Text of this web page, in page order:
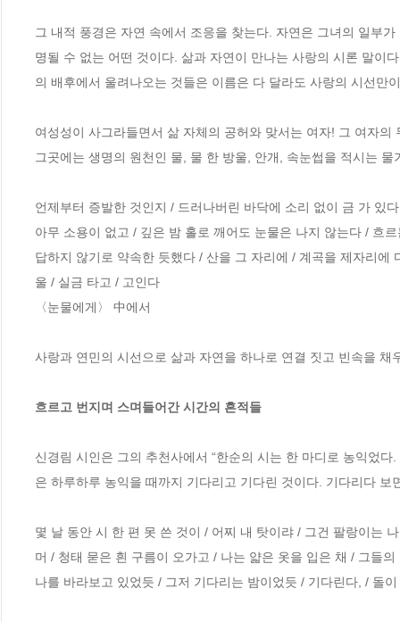
그 내적 풍경은 자연 속에서 조응을 찾는다. 자연은 그녀의 일부
명될 수 없는 어떤 것이다. 삶과 자연이 만나는 사랑의 시론 말
의 배후에서 울려나오는 것들은 이름은 다 달라도 사랑의 시선만
여성성이 사그라들면서 삶 자체의 공허와 맞서는 여자! 그 여자
그곳에는 생명의 원천인 물, 물 한 방울, 안개, 속눈썹을 적시는
언제부터 증발한 것인지 / 드러나버린 바닥에 소리 없이 금 가 있
아무 소용이 없고 / 깊은 밤 홀로 깨어도 눈물은 나지 않는다 / 흐
답하지 않기로 약속한 듯했다 / 산을 그 자리에 / 계곡을 제자리
울 / 실금 타고 / 고인다
〈눈물에게〉 中에서
사랑과 연민의 시선으로 삶과 자연을 하나로 연결 짓고 빈속을
흐르고 번지며 스며들어간 시간의 흔적들
신경림 시인은 그의 추천사에서 “한순의 시는 한 마디로 농익었
은 하루하루 농익을 때까지 기다리고 기다린 것이다. 기다리다
몇 날 동안 시 한 편 못 쓴 것이 / 어찌 내 탓이랴 / 그건 팔랑이는
머 / 청태 묻은 흰 구름이 오가고 / 나는 얇은 옷을 입은 채 / 그들
나를 바라보고 있었듯 / 그저 기다리는 밤이었듯 / 기다린다, / 돌